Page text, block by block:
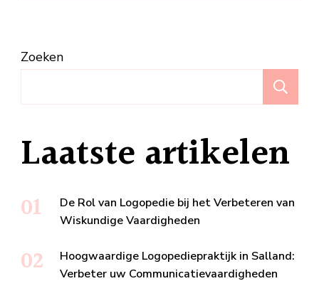
Zoeken
Laatste artikelen
De Rol van Logopedie bij het Verbeteren van
Wiskundige Vaardigheden
Hoogwaardige Logopediepraktijk in Salland:
Verbeter uw Communicatievaardigheden